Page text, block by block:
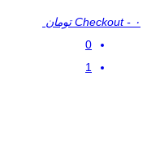
Checkout - ۰ تومان
0
1